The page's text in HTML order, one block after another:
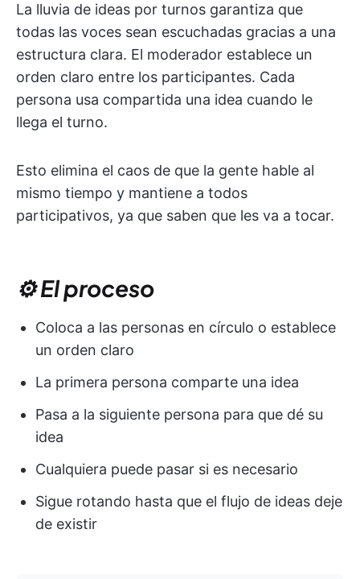
La lluvia de ideas por turnos garantiza que
todas las voces sean escuchadas gracias a una
estructura clara. El moderador establece un
orden claro entre los participantes. Cada
persona usa compartida una idea cuando le
llega el turno.
Esto elimina el caos de que la gente hable al
mismo tiempo y mantiene a todos
participativos, ya que saben que les va a tocar.
⚙️ El proceso
Coloca a las personas en círculo o establece
un orden claro
La primera persona comparte una idea
Pasa a la siguiente persona para que dé su
idea
Cualquiera puede pasar si es necesario
Sigue rotando hasta que el flujo de ideas deje
de existir